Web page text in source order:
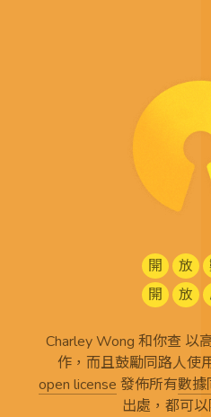
開 放
開
放
Charley Wong 和你查 以
作，而且鼓勵同路人使
open license 發佈所有數據
出處，都可